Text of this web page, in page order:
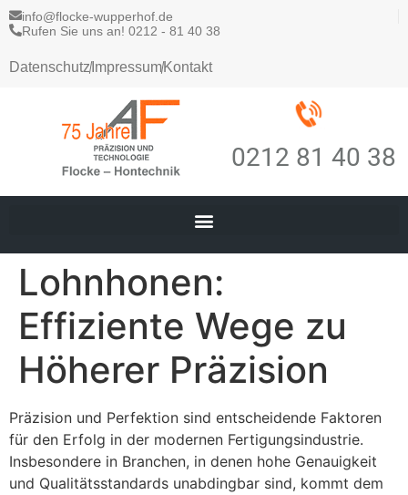
info@flocke-wupperhof.de
Rufen Sie uns an! 0212 - 81 40 38
DatenschutzImpressumKontakt
0212 81 40 38
Lohnhonen:
Effiziente Wege zu
Höherer Präzision
Präzision und Perfektion sind entscheidende Faktoren
für den Erfolg in der modernen Fertigungsindustrie.
Insbesondere in Branchen, in denen hohe Genauigkeit
und Qualitätsstandards unabdingbar sind, kommt dem